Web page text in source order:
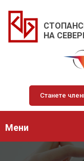
НА
Станете
Мени